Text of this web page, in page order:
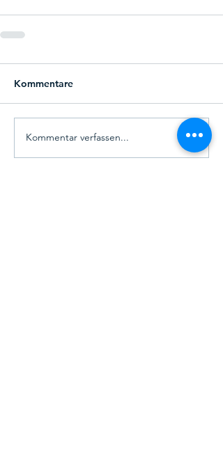
Kommentare
Kommentar verfassen...